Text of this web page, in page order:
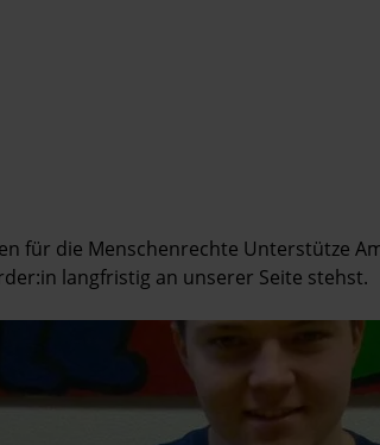
für die Menschenrechte Unterstütze
langfristig an unserer Seite stehst.